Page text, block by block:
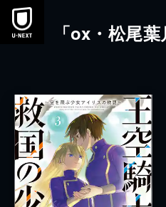
本文へスキップ
「ox・松尾